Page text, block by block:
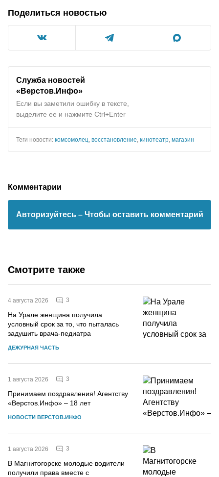
Поделиться новостью
Служба новостей
«Верстов.Инфо»
Если вы заметили ошибку в тексте,
выделите ее и нажмите Ctrl+Enter
Теги новости: комсомолец восстановление кинотеатр магазин
Комментарии
Авторизуйтесь – Чтобы оставить комментарий
Смотрите также
4 августа 2026 3
На Урале женщина получила
условный срок за то, что пыталась
задушить врача-педиатра
ДЕЖУРНАЯ ЧАСТЬ
1 августа 2026 3
Принимаем поздравления! Агентству
«Верстов.Инфо» – 18 лет
НОВОСТИ ВЕРСТОВ.ИНФО
1 августа 2026 3
В Магнитогорске молодые водители
получили права вместе с